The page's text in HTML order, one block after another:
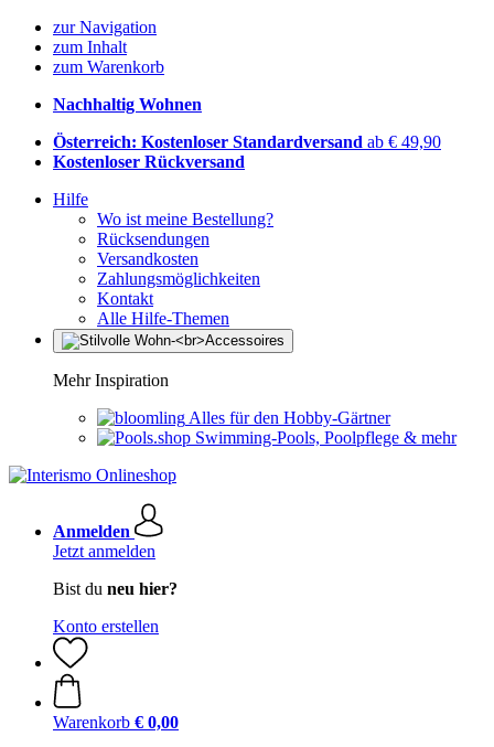
zur Navigation
zum Inhalt
zum Warenkorb
Nachhaltig Wohnen
Österreich: Kostenloser Standardversand ab € 49,90
Kostenloser Rückversand
Hilfe
Wo ist meine Bestellung?
Rücksendungen
Versandkosten
Zahlungsmöglichkeiten
Kontakt
Alle Hilfe-Themen
Mehr Inspiration
Alles für den Hobby-Gärtner
Swimming-Pools, Poolpflege & mehr
Anmelden
Jetzt anmelden
Bist du neu hier?
Konto erstellen
Warenkorb € 0,00